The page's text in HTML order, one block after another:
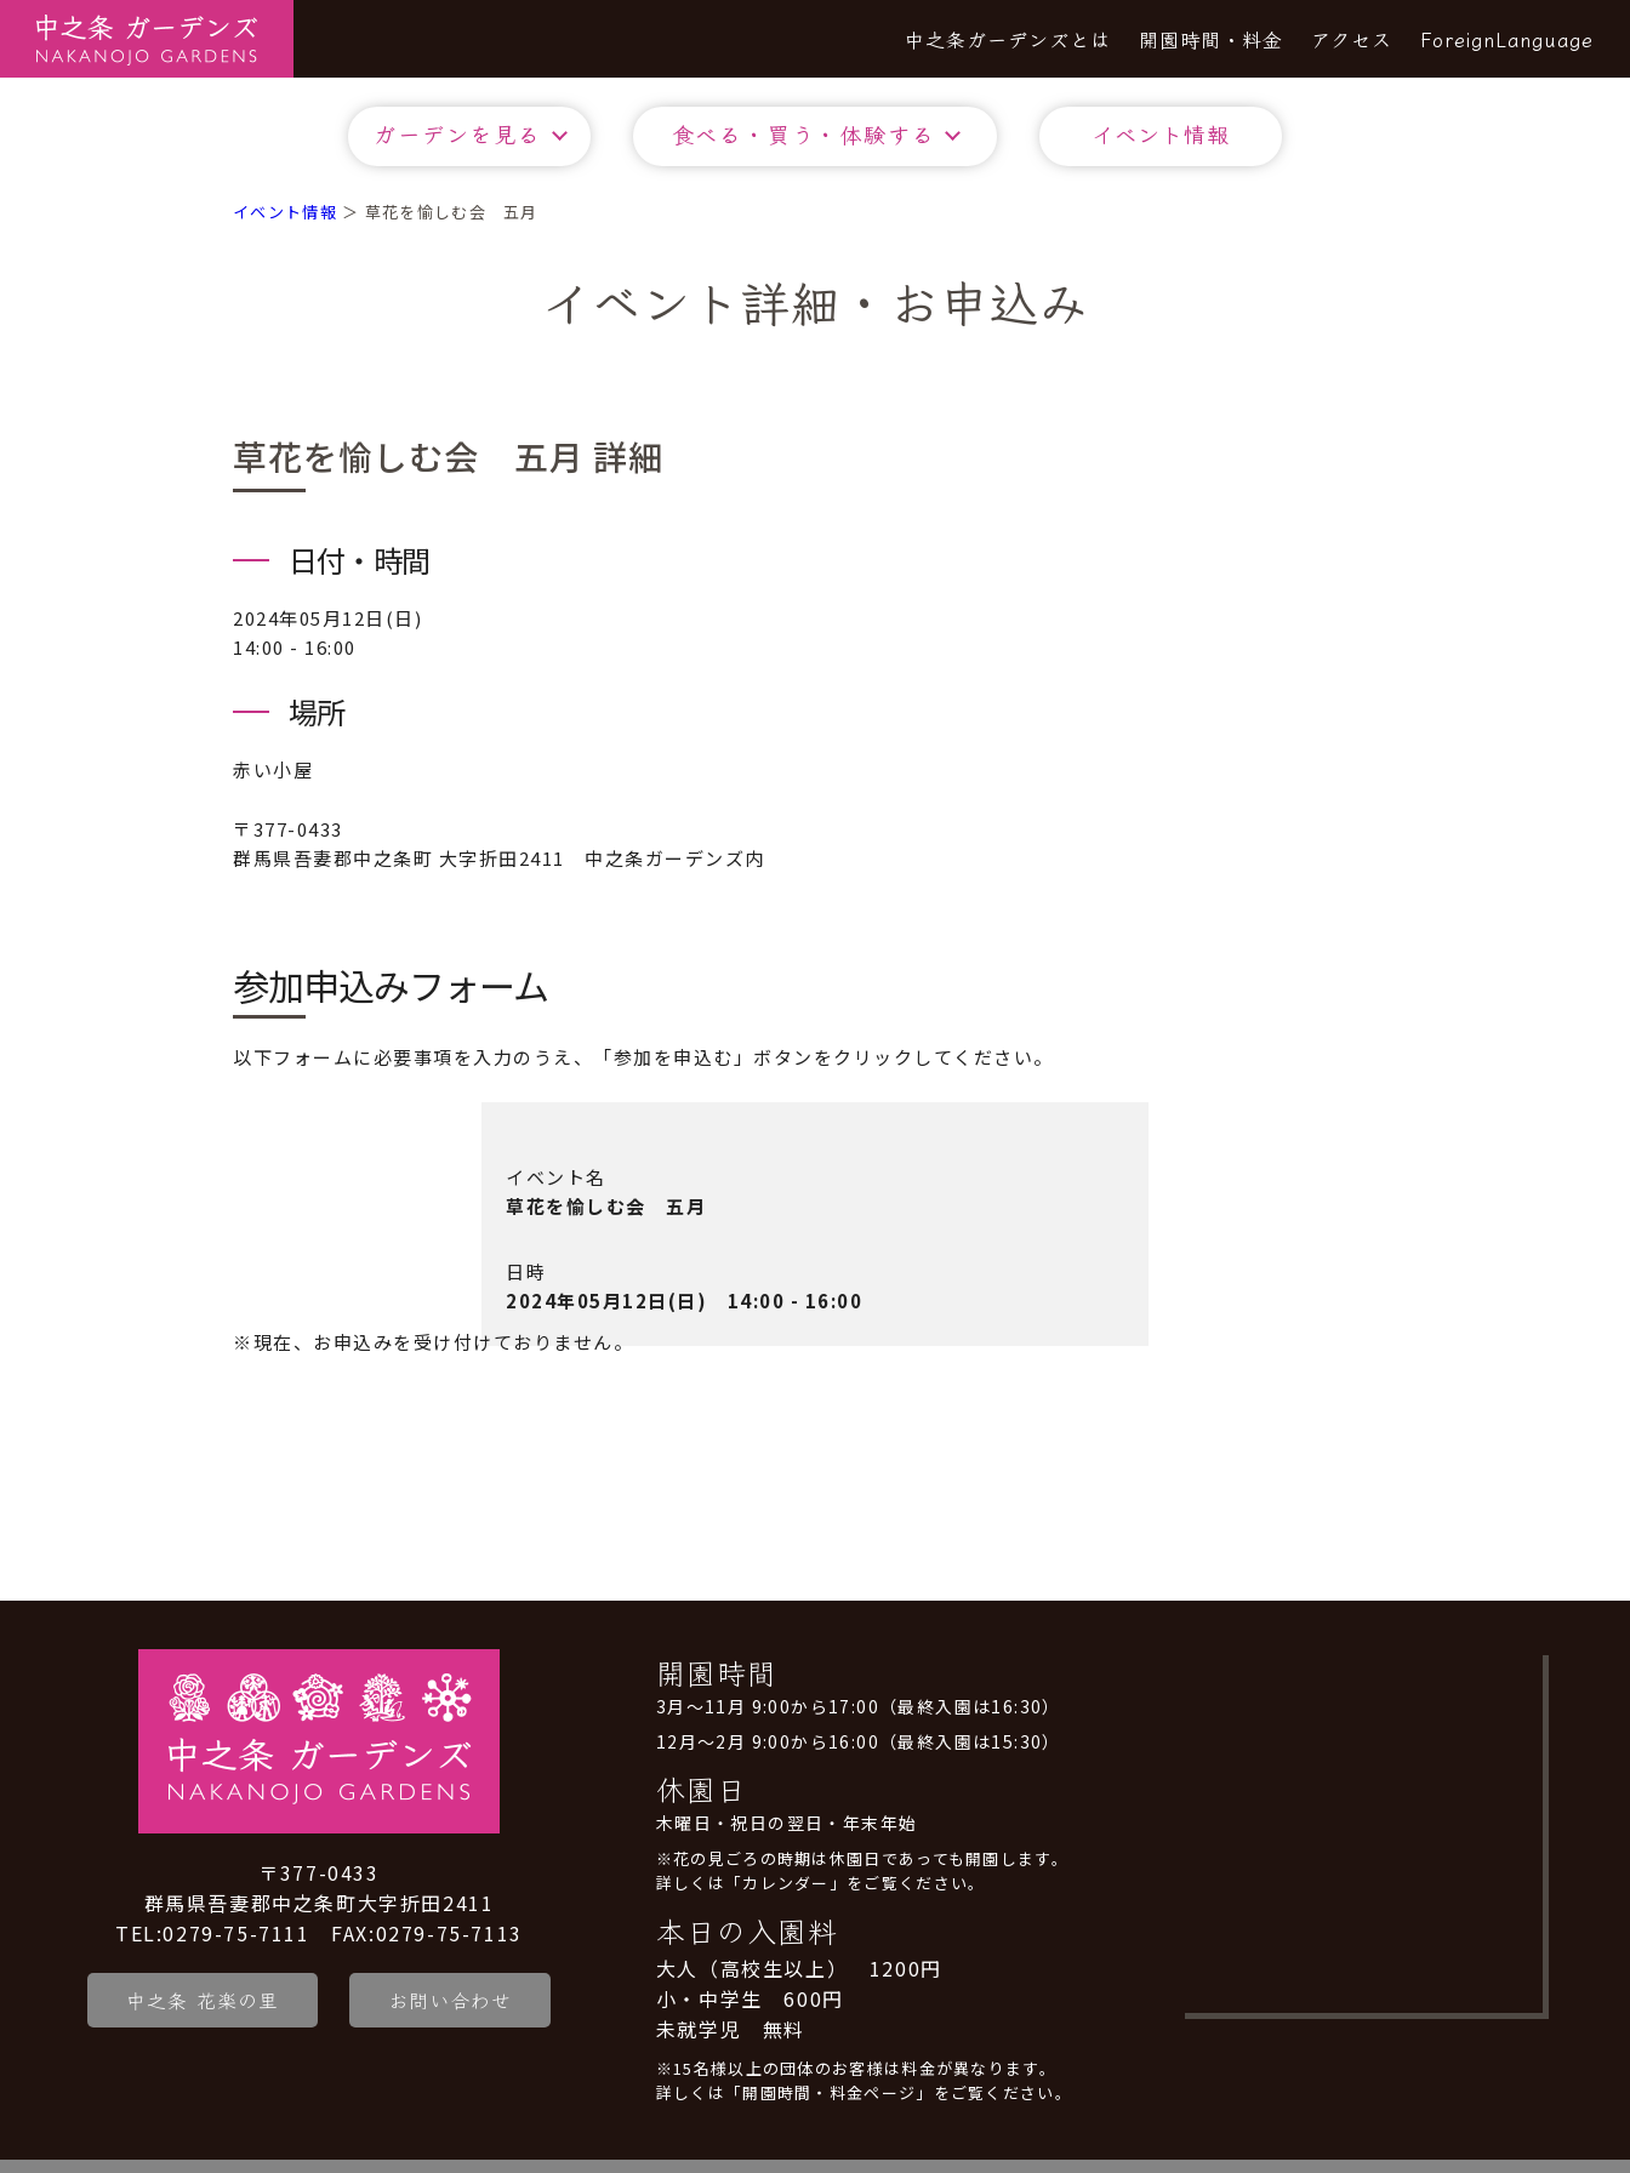
中之条ガーデンズとは 開園時間・料金 アクセス ForeignLanguage
ガーデンを見る 食べる・買う・体験する イベント情報
イベント情報 ＞ 草花を愉しむ会 五月
イベント詳細・お申込み
草花を愉しむ会 五月 詳細
日付・時間
2024年05月12日(日)
14:00 - 16:00
場所
赤い小屋
〒377-0433
群馬県吾妻郡中之条町 大字折田2411 中之条ガーデンズ内
参加申込みフォーム
以下フォームに必要事項を入力のうえ、「参加を申込む」ボタンをクリックしてください。
イベント名
草花を愉しむ会 五月
日時
2024年05月12日(日) 14:00 - 16:00
※現在、お申込みを受け付けておりません。
〒377-0433
群馬県吾妻郡中之条町大字折田2411
TEL:0279-75-7111 FAX:0279-75-7113
中之条 花楽の里 お問い合わせ
開園時間
3月～11月 9:00から17:00（最終入園は16:30）
12月～2月 9:00から16:00（最終入園は15:30）
休園日
木曜日・祝日の翌日・年末年始
※花の見ごろの時期は休園日であっても開園します。
詳しくは「カレンダー」をご覧ください。
本日の入園料
大人（高校生以上） 1200円
小・中学生 600円
未就学児 無料
※15名様以上の団体のお客様は料金が異なります。
詳しくは「開園時間・料金ページ」をご覧ください。